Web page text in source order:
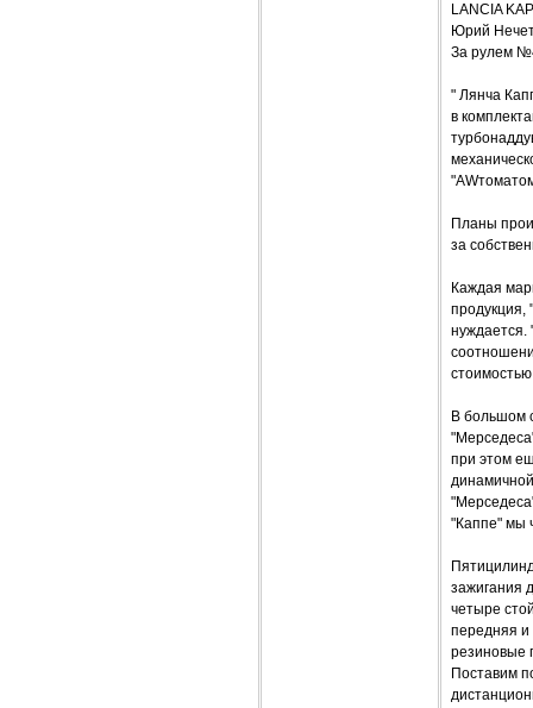
LANCIA
Юрий
За рулем
" Лянча
в
Планы
за
Каждая
нуждается.
В большом
при этом
"Каппе" мы
зажигания
четыре
передняя и
резиновые
Поставим